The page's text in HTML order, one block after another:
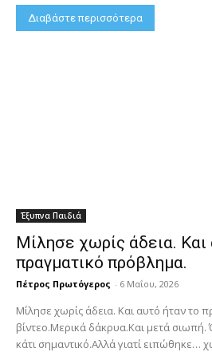
Διαβάστε περισσότερα
Έξυπνα Παιδιά
Μίλησε χωρίς άδεια. Και
πραγματικό πρόβλημα.
Πέτρος Πρωτόγερος - 6 Μαΐου, 2026
Μίλησε χωρίς άδεια. Και αυτό ήταν το
βίντεο.Μερικά δάκρυα.Και μετά σιωπή.
κάτι σημαντικό.Αλλά γιατί ειπώθηκε…